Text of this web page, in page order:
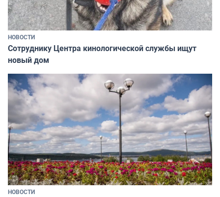
НОВОСТИ
Сотруднику Центра кинологической службы ищут
новый дом
НОВОСТИ